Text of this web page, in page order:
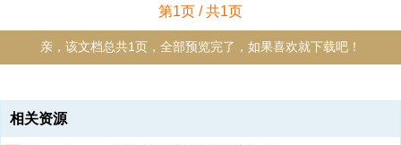
第1页 / 共1页
亲，该文档总共1页，全部预览完了，如果喜欢就下载吧！
资源描述
《Tenor_T35A维修电路原理图.pdf》由会员分享，可在线阅读，更多相
相关资源